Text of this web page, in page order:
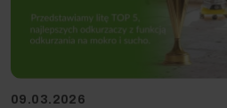
09.03.2026